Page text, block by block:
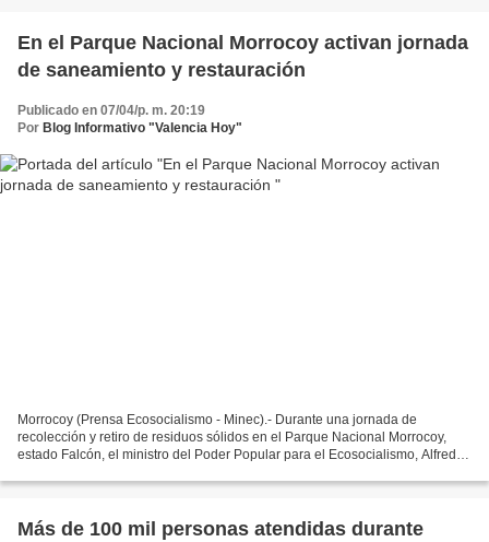
En el Parque Nacional Morrocoy activan jornada
de saneamiento y restauración
Publicado en 07/04/p. m. 20:19
Por Blog Informativo "Valencia Hoy"
Morrocoy (Prensa Ecosocialismo - Minec).- Durante una jornada de
recolección y retiro de residuos sólidos en el Parque Nacional Morrocoy,
estado Falcón, el ministro del Poder Popular para el Ecosocialismo, Alfred
Más de 100 mil personas atendidas durante